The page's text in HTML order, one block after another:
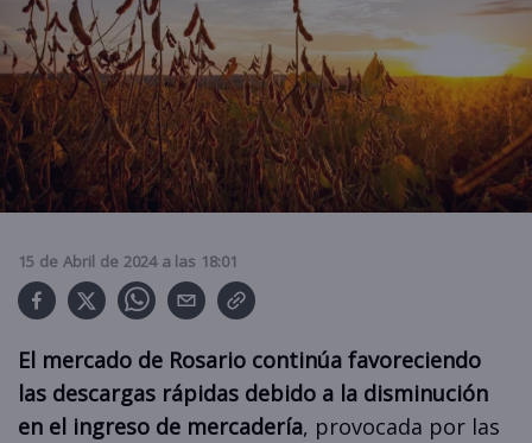
15 de Abril de 2024 a las 18:01
El mercado de Rosario continúa favoreciendo
las descargas rápidas debido a la disminución
en el ingreso de mercadería, provocada por las